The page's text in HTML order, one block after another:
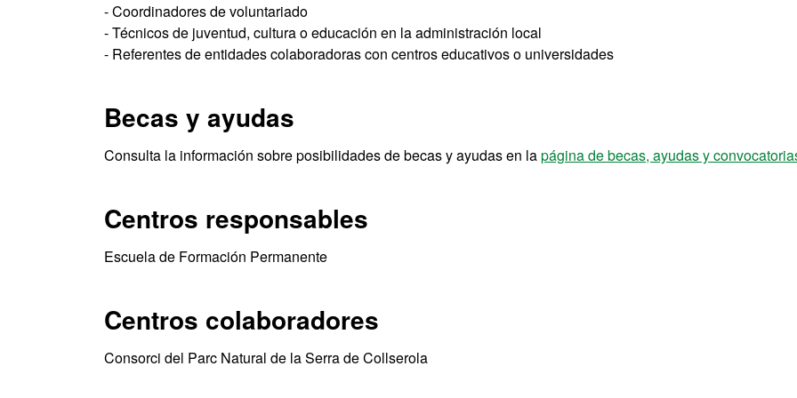
- Coordinadores de voluntariado
- Técnicos de juventud, cultura o educación en la administración local
- Referentes de entidades colaboradoras con centros educativos o universidades
Becas y ayudas
Consulta la información sobre posibilidades de becas y ayudas en lapágina de becas, ayudas y
Centros responsables
Escuela de Formación Permanente
Centros colaboradores
Consorci del Parc Natural de la Serra de Collserola